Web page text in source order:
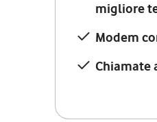
migliore
Modem
Chiamate